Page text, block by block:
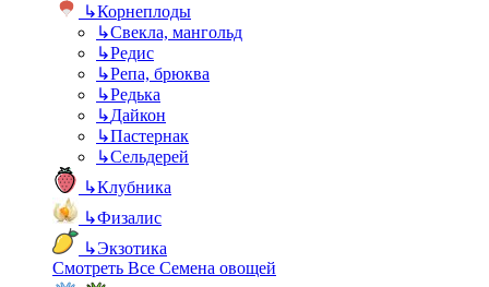
↳Корнеплоды
↳Свекла, мангольд
↳Редис
↳Репа, брюква
↳Редька
↳Дайкон
↳Пастернак
↳Сельдерей
↳Клубника
↳Физалис
↳Экзотика
Смотреть Все Семена овощей